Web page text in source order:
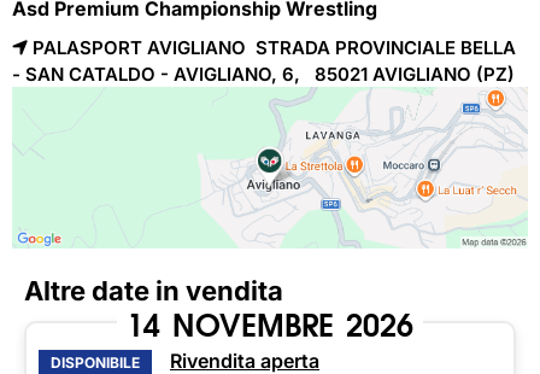
Asd Premium Championship Wrestling
PALASPORT AVIGLIANO STRADA PROVINCIALE BELLA
- SAN CATALDO - AVIGLIANO, 6, 85021 AVIGLIANO (PZ)
Altre date in vendita
14 NOVEMBRE 2026
DISPONIBILE
Rivendita aperta